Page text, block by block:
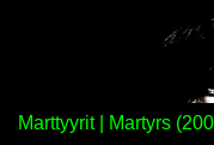
Marttyyrit | Martyrs